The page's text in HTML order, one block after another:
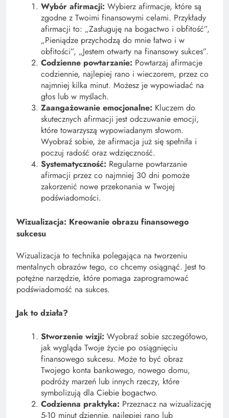
Wybór afirmacji: Wybierz afirmacje, które są
zgodne z Twoimi finansowymi celami. Przykłady
afirmacji to: „Zasługuję na bogactwo i obfitość”,
„Pieniądze przychodzą do mnie łatwo i w
obfitości”, „Jestem otwarty na finansowy sukces”.
Codzienne powtarzanie: Powtarzaj afirmacje
codziennie, najlepiej rano i wieczorem, przez co
najmniej kilka minut. Możesz je wypowiadać na
głos lub w myślach.
Zaangażowanie emocjonalne: Kluczem do
skutecznych afirmacji jest odczuwanie emocji,
które towarzyszą wypowiadanym słowom.
Wyobraź sobie, że afirmacja już się spełniła i
poczuj radość oraz wdzięczność.
Systematyczność: Regularne powtarzanie
afirmacji przez co najmniej 30 dni pomoże
zakorzenić nowe przekonania w Twojej
podświadomości.
Wizualizacja: Kreowanie obrazu finansowego
sukcesu
Wizualizacja to technika polegająca na tworzeniu
mentalnych obrazów tego, co chcemy osiągnąć. Jest to
potężne narzędzie, które pomaga zaprogramować
podświadomość na sukces.
Jak to działa?
Stworzenie wizji: Wyobraź sobie szczegółowo,
jak wygląda Twoje życie po osiągnięciu
finansowego sukcesu. Może to być obraz
Twojego konta bankowego, nowego domu,
podróży marzeń lub innych rzeczy, które
symbolizują dla Ciebie bogactwo.
Codzienna praktyka: Przeznacz na wizualizację
5-10 minut dziennie, najlepiej rano lub